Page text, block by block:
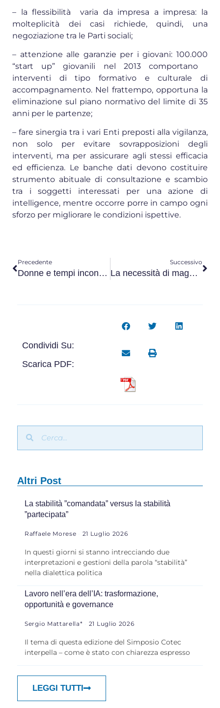
– la flessibilità varia da impresa a impresa: la
molteplicità dei casi richiede, quindi, una
negoziazione tra le Parti sociali;
– attenzione alle garanzie per i giovani: 100.000
“start up” giovanili nel 2013 comportano
interventi di tipo formativo e culturale di
accompagnamento. Nel frattempo, opportuna la
eliminazione sul piano normativo del limite di 35
anni per le partenze;
– fare sinergia tra i vari Enti preposti alla vigilanza,
non solo per evitare sovrapposizioni degli
interventi, ma per assicurare agli stessi efficacia
ed efficienza. Le banche dati devono costituire
strumento abituale di consultazione e scambio
tra i soggetti interessati per una azione di
intelligence, mentre occorre porre in campo ogni
sforzo per migliorare le condizioni ispettive.
Precedente
Donne e tempi inconciliabili: scoraggiate al Nord. Inattive a Sud.
Successivo
La necessità di maggiori e migliori politiche attive
Condividi Su:
Scarica PDF:
Altri Post
La stabilità ”comandata” versus la stabilità
”partecipata”
Raffaele Morese 21 Luglio 2026
In questi giorni si stanno intrecciando due
interpretazioni e gestioni della parola “stabilità”
nella dialettica politica
Lavoro nell’era dell’IA: trasformazione,
opportunità e governance
Sergio Mattarella* 21 Luglio 2026
Il tema di questa edizione del Simposio Cotec
interpella – come è stato con chiarezza espresso
LEGGI TUTTI